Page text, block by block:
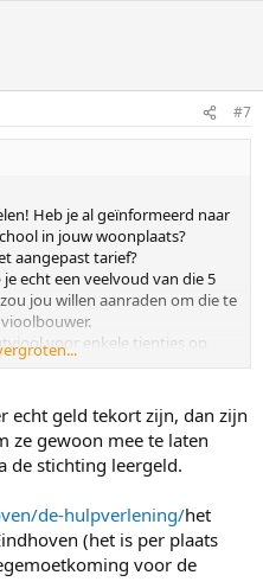
#7
Heb je al geïnformeerd naar
in jouw woonplaats?
aangepast tarief?
echt een veelvoud van die 5
jou willen aanraden om die te
voor enkele tientjes op
zó slecht dat er
echt geld tekort zijn, dan zijn
ze gewoon mee te laten
de stichting leergeld.
de-hulpverlening/het
(het is per plaats
voor de